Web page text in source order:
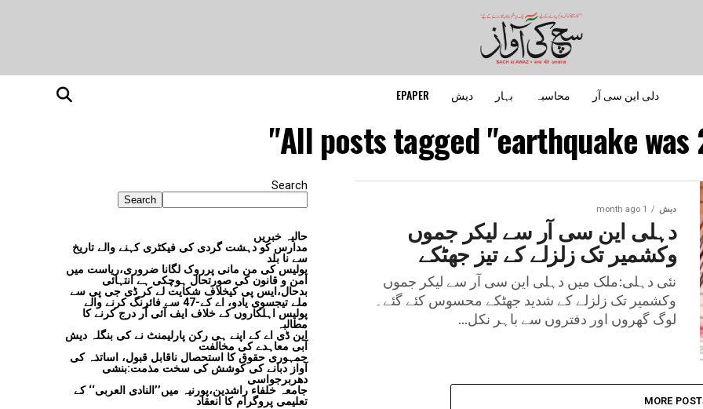
دلی این سی آر محاسبہ بہار دیش EPAPER
All posts tagged "earthquake was
دیش 1 month ago
دہلی این سی آر سے لیکر جموں
وکشمیر تک زلزلے کے تیز جھٹکے
نئی دہلی:ملک میں دہلی این سی آر سے لیکر جموں
وکشمیر تک زلزلے کے شدید جھٹکے محسوس کئے گئے۔
لوگ گھروں اور دفتروں سے باہر نکل...
MORE
Search
Search
حالیہ خبریں
مدارس کو دہشت گردی کی فیکٹری کہنے والے تاریخ
سے نا بلد
پولیس کی من مانی پرروک لگانا ضروری،ریاست میں
امن و قانون کی صورتحال ہوچکی ہے انتہائی
بدحال،ایس پی کیخلاف شکایت لے کر ڈی جی پی سے
ملے تیجسوی یادو، اے کے-47 سے فائرنگ کرنے والے
پولیس اہلکاروں کے خلاف ایف آئی آر درج کرنے کا
مطالبہ
این ڈی اے کے اپنے ہی رکن پارلیمنٹ نے کی بنگلہ دیش
آبی معاہدے کی مخالفت
جمہوری حقوق کا استحصال ناقابل قبول، اساتذہ کی
آواز دبانے کی کوشش کی سخت مذمت:بنشی
دھربرجواسی
جامعہ خلفاء راشدین،پورنیہ میں’’النادی العربی‘‘ کے
تعلیمی پروگرام کا انعقاد